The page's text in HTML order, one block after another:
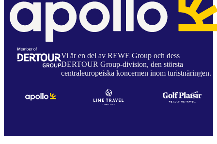
Vi är en del av REWE Group och dess
DERTOUR Group-division, den största
centraleuropeiska koncernen inom turistnäringen.